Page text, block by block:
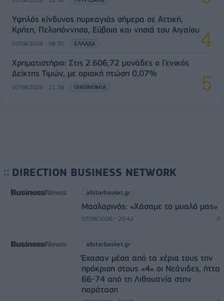
Υψηλός κίνδυνος πυρκαγιάς σήμερα σε Αττική,
Κρήτη, Πελοπόννησο, Εύβοια και νησιά του Αιγαίου
07/08/2026 - 08:30 ΕΛΛΑΔΑ
Χρηματιστήριο: Στις 2.606,72 μονάδες ο Γενικός
Δείκτης Τιμών, με οριακή πτώση 0,07%
07/08/2026 - 11:38 ΟΙΚΟΝΟΜΙΑ
DIRECTION BUSINESS NETWORK
allstarbasket.gr
Μασλαρινός: «Χάσαμε το μυαλό μας»
07/08/2026 - 20:42
allstarbasket.gr
Έχασαν μέσα από τα χέρια τους την
πρόκριση στους «4» οι Νεάνιδες, ήττα
66-74 από τη Λιθουανία στην
παράταση